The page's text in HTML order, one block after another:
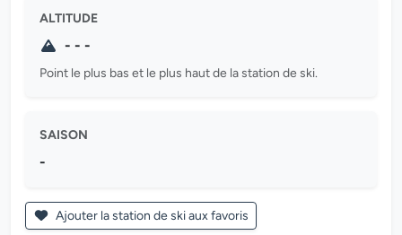
ALTITUDE
- - -
Point le plus bas et le plus haut de la station de ski.
SAISON
-
Ajouter la station de ski aux favoris